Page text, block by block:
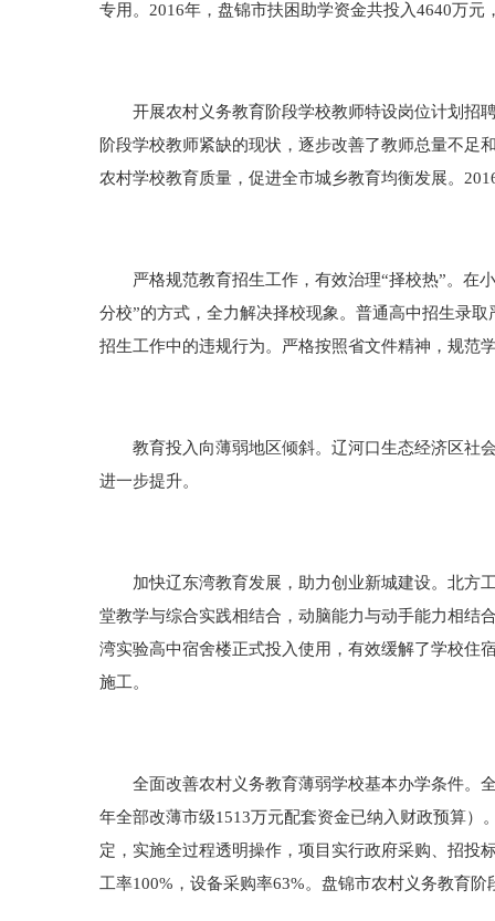
专用。2016年，盘锦市扶困助学资金共投入4640万元
开展农村义务教育阶段学校教师特设岗位计划招聘
阶段学校教师紧缺的现状，逐步改善了教师总量不足
农村学校教育质量，促进全市城乡教育均衡发展。
严格规范教育招生工作，有效治理“择校热”。在小
分校”的方式，全力解决择校现象。普通高中招生录
招生工作中的违规行为。严格按照省文件精神，规范
教育投入向薄弱地区倾斜。辽河口生态经济区社会
进一步提升。
加快辽东湾教育发展，助力创业新城建设。北方工
堂教学与综合实践相结合，动脑能力与动手能力相结
湾实验高中宿舍楼正式投入使用，有效缓解了学校住
施工。
全面改善农村义务教育薄弱学校基本办学条件。全
年全部改薄市级1513万元配套资金已纳入财政预算
定，实施全过程透明操作，项目实行政府采购、招投
工率100%，设备采购率63%。盘锦市农村义务教育